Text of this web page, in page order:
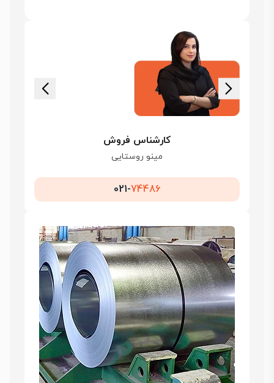
کارشناس فروش
مینو روستایی
021-74486